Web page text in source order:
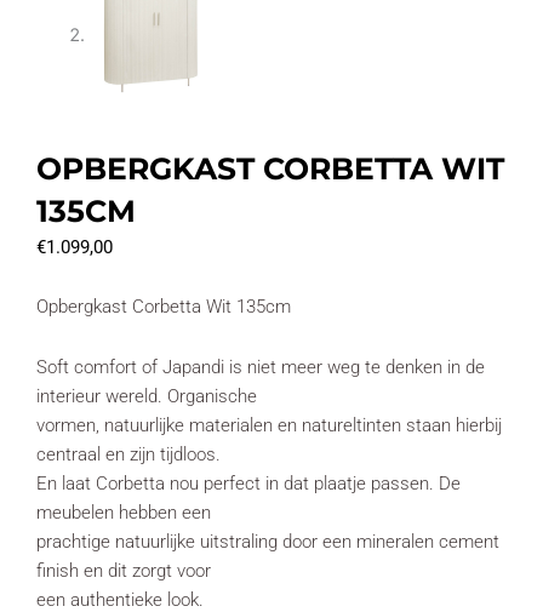
OPBERGKAST CORBETTA WIT
135CM
€1.099,00
Opbergkast Corbetta Wit 135cm
Soft comfort of Japandi is niet meer weg te denken in de
interieur wereld. Organische
vormen, natuurlijke materialen en natureltinten staan hierbij
centraal en zijn tijdloos.
En laat Corbetta nou perfect in dat plaatje passen. De
meubelen hebben een
prachtige natuurlijke uitstraling door een mineralen cement
finish en dit zorgt voor
een authentieke look.